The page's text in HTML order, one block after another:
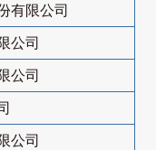
有限公司
公司
公司
公司